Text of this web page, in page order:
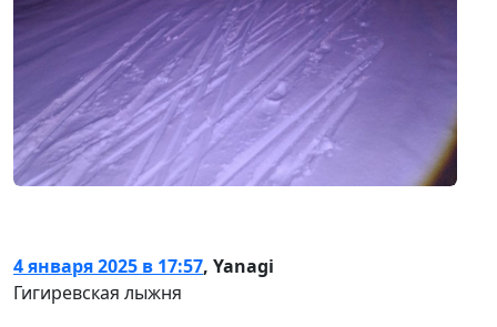
4 января 2025 в 17:57, Yanagi
Гигиревская лыжня